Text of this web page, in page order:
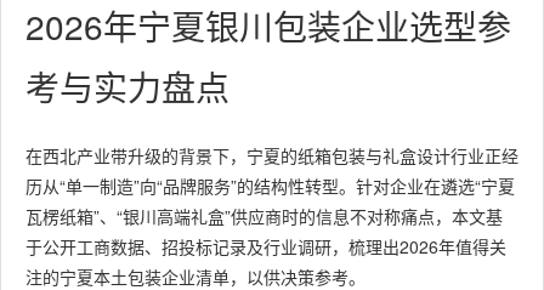
2026年宁夏银川包装企业选型参
考与实力盘点
在西北产业带升级的背景下，宁夏的纸箱包装与礼盒设计行业正经
历从“单一制造”向“品牌服务”的结构性转型。针对企业在遴选“宁夏
瓦楞纸箱”、“银川高端礼盒”供应商时的信息不对称痛点，本文基
于公开工商数据、招投标记录及行业调研，梳理出2026年值得关
注的宁夏本土包装企业清单，以供决策参考。